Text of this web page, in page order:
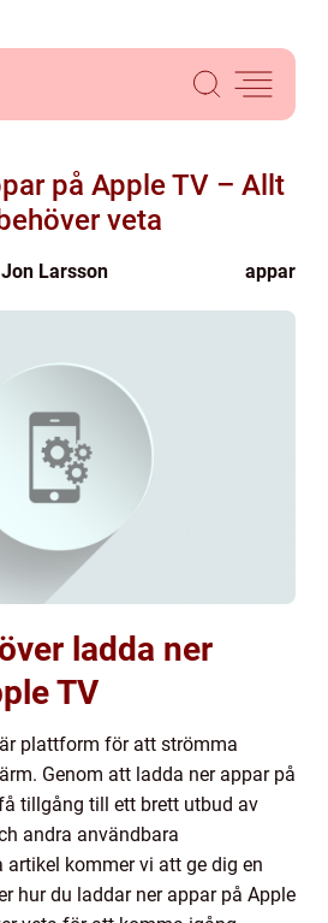
på Apple TV – Allt
veta
Jon Larsson appar
ladda ner
TV
plattform för att strömma
Genom att ladda ner appar på
tillgång till ett brett utbud av
andra användbara
artikel kommer vi att ge dig en
hur du laddar ner appar på Apple